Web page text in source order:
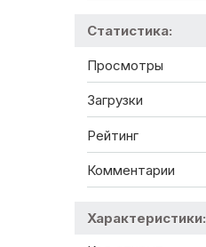
Статистика:
Просмотры
Загрузки
Рейтинг
Комментарии
Характеристики: